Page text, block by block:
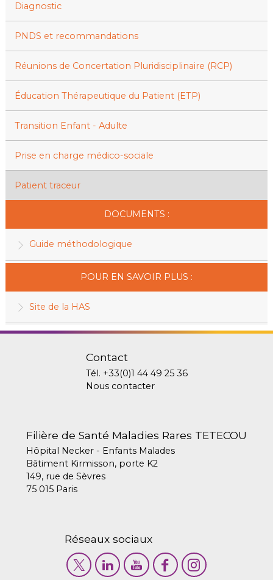
Diagnostic
PNDS et recommandations
Réunions de Concertation Pluridisciplinaire (RCP)
Éducation Thérapeutique du Patient (ETP)
Transition Enfant - Adulte
Prise en charge médico-sociale
Patient traceur
DOCUMENTS :
Guide méthodologique
POUR EN SAVOIR PLUS :
Site de la HAS
Contact
Tél. +33(0)1 44 49 25 36
Nous contacter
Filière de Santé Maladies Rares TETECOU
Hôpital Necker - Enfants Malades
Bâtiment Kirmisson, porte K2
149, rue de Sèvres
75 015 Paris
Réseaux sociaux